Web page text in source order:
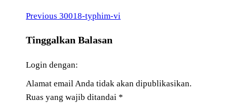
Navigasi
pos
Previous
Previous 30018-typhim-vi
Tinggalkan Balasan
Login dengan:
Alamat email Anda tidak akan dipublikasikan.
Ruas yang wajib ditandai *